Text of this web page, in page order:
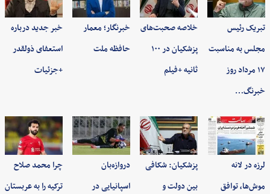
تبریک رئیس
مجلس به مناسبت
۱۷ مرداد روز
خبرنگ…
خلاصه صحبت‌های
پزشکیان در ۱۰۰
ثانیه +فیلم
خبرنگار؛ معمار
حافظه ملت
خبر جدید درباره
استعفای ذولقدر
+جزئیات
لرزه در لانه
موش‌ها، توافق
پزشکیان: شکافی
بین دولت و
دروازه‌بان
اسپانیایی در
چرا محمد صلاح
ترکیه را به عربستان